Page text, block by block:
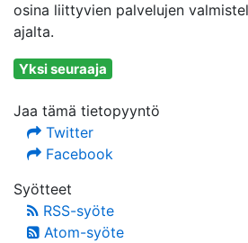
osina liittyvien palvelujen
ajalta.
Yksi seuraaja
Jaa tämä tietopyyntö
Twitter
Facebook
Syötteet
RSS-syöte
Atom-syöte